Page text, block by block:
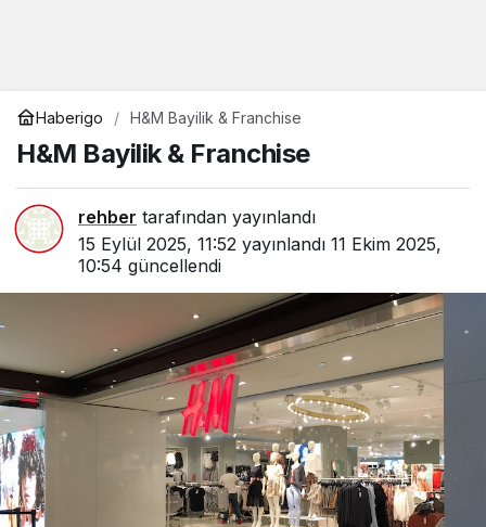
Haberigo H&M Bayilik & Franchise
H&M Bayilik & Franchise
rehber tarafından yayınlandı
15 Eylül 2025, 11:52 yayınlandı 11 Ekim 2025,
10:54 güncellendi